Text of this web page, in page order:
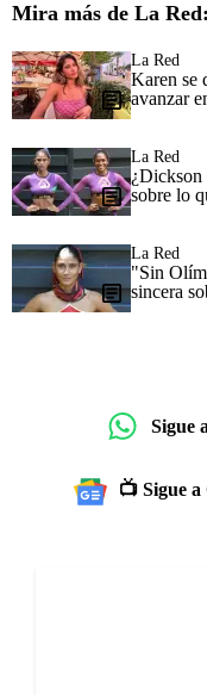
Mira más de La Red:
La Red
Karen se
avanzar
La Red
¿Dickson
sobre lo
La Red
"Sin
sincera
Sigue
📺 Sigue